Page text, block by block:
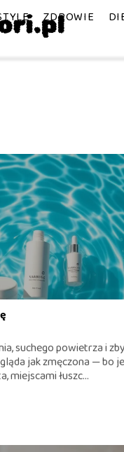
ZDROWIE
suchego powietrza i
jak zmęczona — bo
miejscami łuszc...